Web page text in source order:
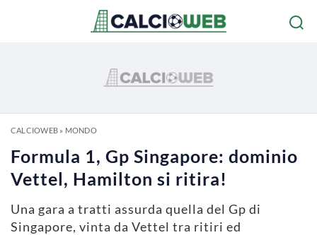
CALCIOWEB» MONDO
Formula 1, Gp Singapore: dominio
Vettel, Hamilton si ritira!
Una gara a tratti assurda quella del Gp di
Singapore, vinta da Vettel tra ritiri ed